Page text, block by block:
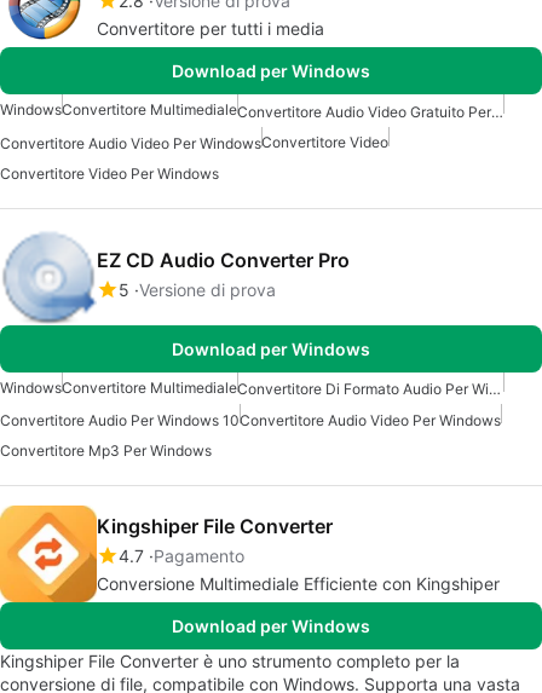
Convertitore per tutti i media
Download per Windows
WindowsConvertitore Multimediale
Convertitore Audio Video Gratuito Per Windows
Convertitore Audio Video Per WindowsConvertitore Video
Convertitore Video Per Windows
EZ CD Audio Converter Pro
5 Versione di prova
Download per Windows
WindowsConvertitore Multimediale
Convertitore Di Formato Audio Per Windows
Convertitore Audio Per Windows 10Convertitore Audio Video Per Windows
Convertitore Mp3 Per Windows
Kingshiper File Converter
4.7 Pagamento
Conversione Multimediale Efficiente con Kingshiper
Download per Windows
Kingshiper File Converter è uno strumento completo per la
conversione di file, compatibile con Windows. Supporta una vasta